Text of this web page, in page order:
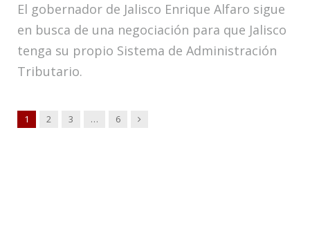
El gobernador de Jalisco Enrique Alfaro sigue
en busca de una negociación para que Jalisco
tenga su propio Sistema de Administración
Tributario.
1 2 3 … 6 Siguiente